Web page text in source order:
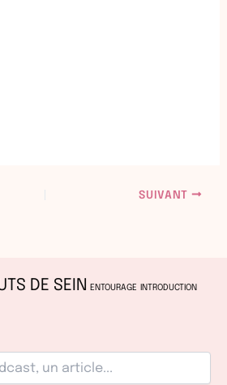
SUIVANT
DE SEIN ENTOURAGE INTRODUCTION